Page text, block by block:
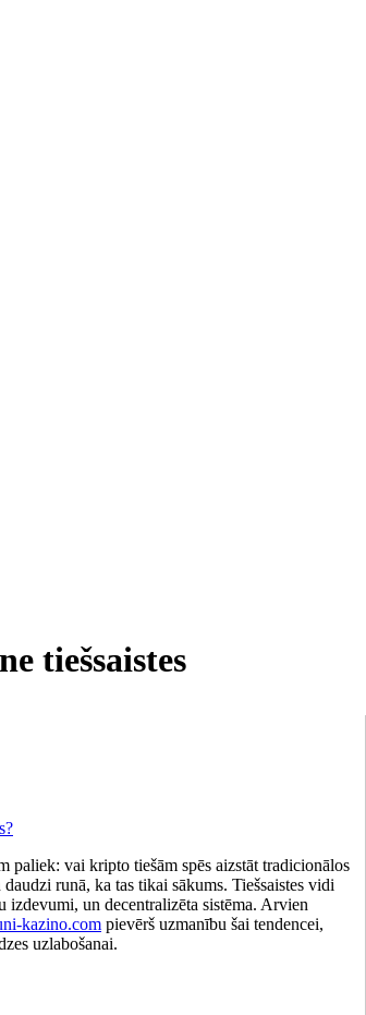
tiešsaistes
paliek: vai kripto tiešām spēs aizstāt tradicionālos
runā, ka tas tikai sākums. Tiešsaistes vidi
un decentralizēta sistēma. Arvien
kazino.com pievērš uzmanību šai tendencei,
uzlabošanai.